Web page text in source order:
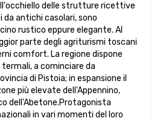
delle strutture ricettive
antichi casolari, sono
rustico eppure elegante. Al
parte degli agriturismi toscani
comfort. La regione dispone
a cominciare da
di Pistoia; in espansione il
più elevate dell'Appennino,
dell'Abetone.Protagonista
in vari momenti del loro